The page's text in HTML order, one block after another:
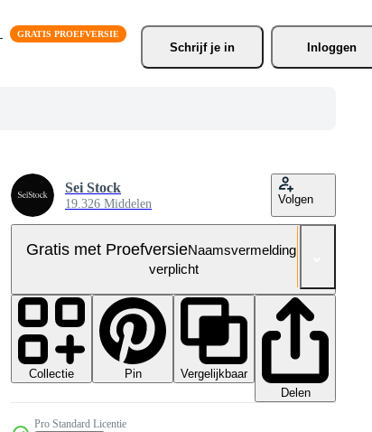
Schrijf je in Inloggen
Sei Stock
19.326 Middelen Volgen
Gratis met ProefversieNaamsvermelding niet
verplicht
Collectie Pin
Vergelijkbaar
Delen
Pro Standard Licentie